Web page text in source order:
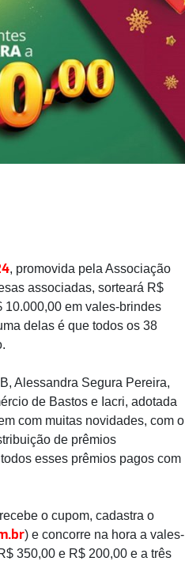
, promovida pela Associação
associadas, sorteará R$
10.000,00 em vales-brindes
delas é que todos os 38
Alessandra Segura Pereira,
de Bastos e Iacri, adotada
com muitas novidades, com o
de prêmios
esses prêmios pagos com
o cupom, cadastra o
) e concorre na hora a vales-
350,00 e R$ 200,00 e a três